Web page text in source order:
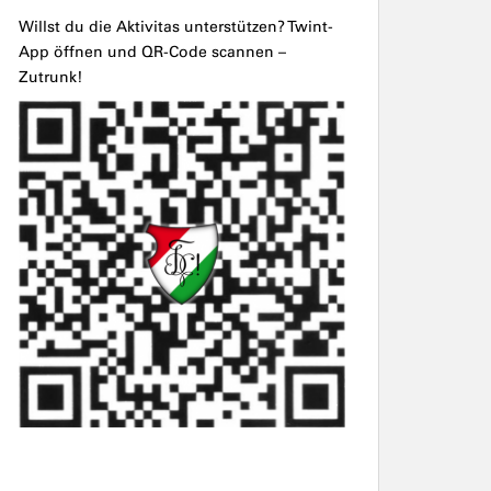
Willst du die Aktivitas unterstützen? Twint-
App öffnen und QR-Code scannen –
Zutrunk!